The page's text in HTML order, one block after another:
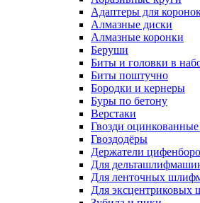
Адаптеры для
Алмазные диски
Алмазные коронки
Беруши
Биты и головки в
Биты поштучно
Бородки и кернеры
Буры по бетону
Верстаки
Гвозди оцинкованные
Гвоздодёры
Держатели
Для
Для ленточных
Для